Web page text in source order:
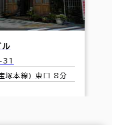
ル
31
塚本線) 東口 8分